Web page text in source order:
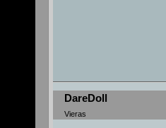
DareDoll
Vieras